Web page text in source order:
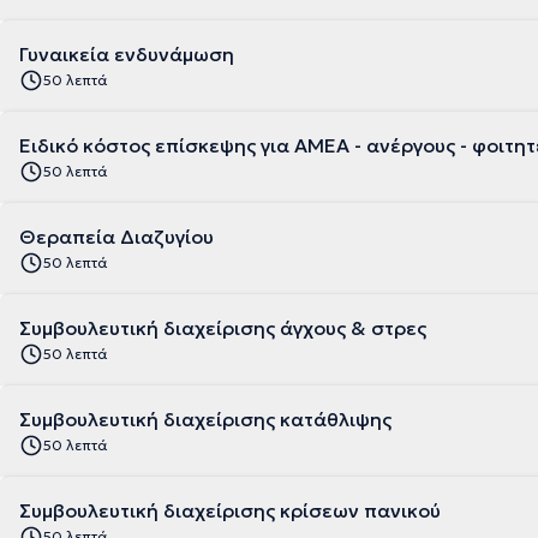
Γυναικεία ενδυνάμωση
50 λεπτά
Ειδικό κόστος επίσκεψης για ΑΜΕΑ - ανέργους -
50 λεπτά
Θεραπεία Διαζυγίου
50 λεπτά
Συμβουλευτική διαχείρισης άγχους & στρες
50 λεπτά
Συμβουλευτική διαχείρισης κατάθλιψης
50 λεπτά
Συμβουλευτική διαχείρισης κρίσεων πανικού